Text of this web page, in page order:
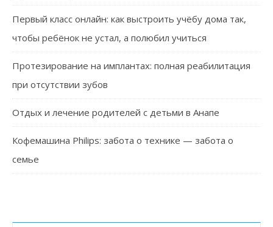
Первый класс онлайн: как выстроить учёбу дома так,
чтобы ребёнок не устал, а полюбил учиться
Протезирование на имплантах: полная реабилитация
при отсутствии зубов
Отдых и лечение родителей с детьми в Анапе
Кофемашина Philips: забота о технике — забота о
семье